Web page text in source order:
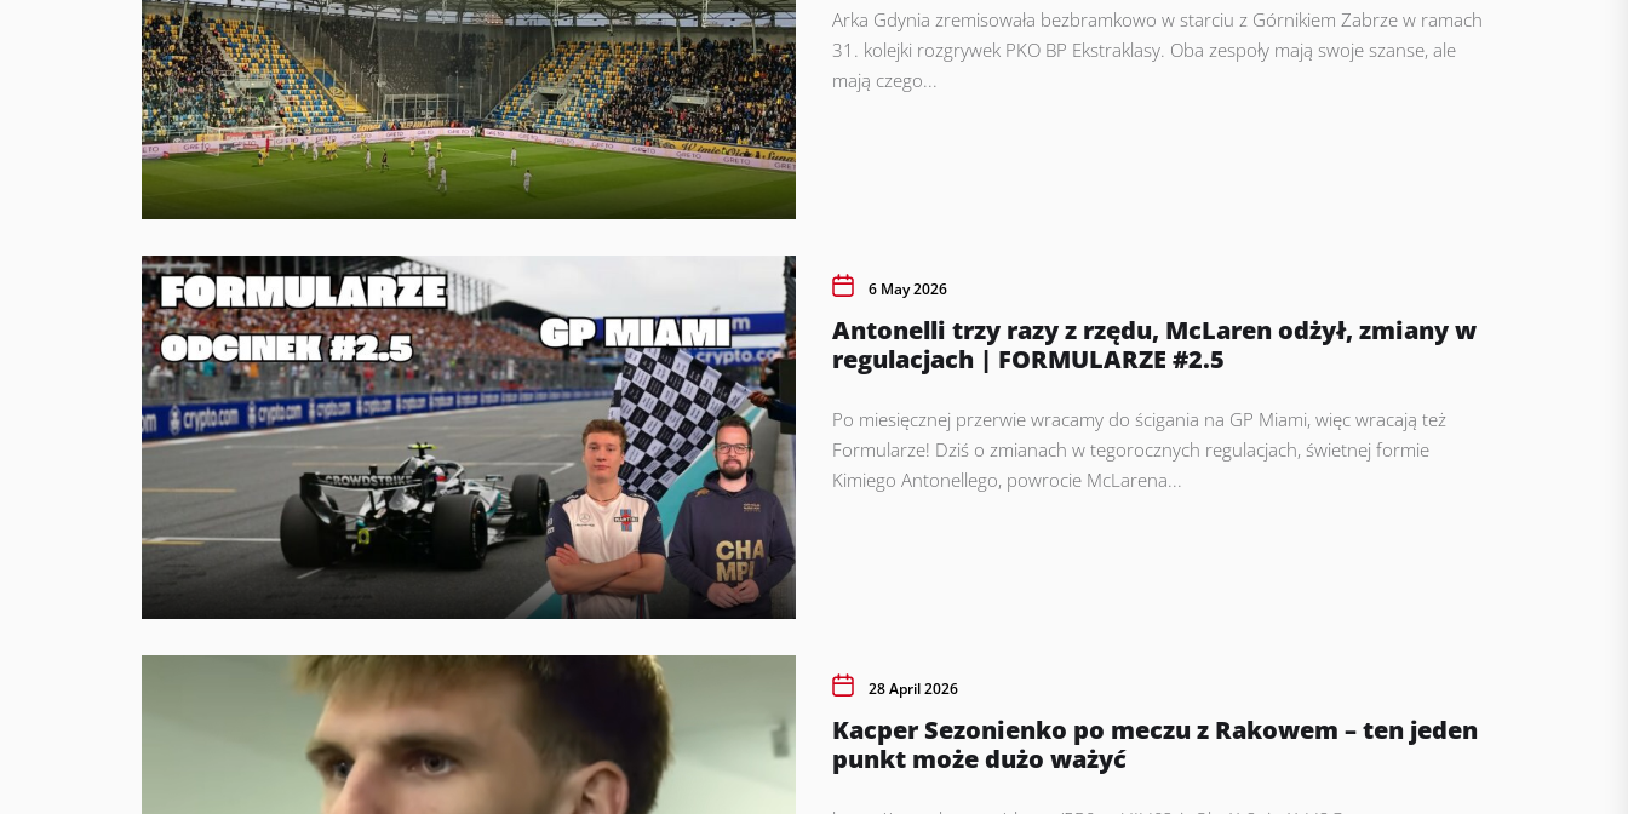
Arka Gdynia zremisowała bezbramkowo w starciu z Górnikiem Zabrze w ramach
31. kolejki rozgrywek PKO BP Ekstraklasy. Oba zespoły mają swoje szanse, ale
mają czego...
6 May 2026
Antonelli trzy razy z rzędu, McLaren odżył, zmiany w
regulacjach | FORMULARZE #2.5
Po miesięcznej przerwie wracamy do ścigania na GP Miami, więc wracają też
Formularze! Dziś o zmianach w tegorocznych regulacjach, świetnej formie
Kimiego Antonellego, powrocie McLarena...
28 April 2026
Kacper Sezonienko po meczu z Rakowem – ten jeden
punkt może dużo ważyć